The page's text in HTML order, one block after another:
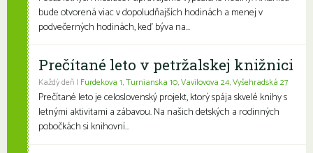
bude otvorená viac v dopoludňajších hodinách a menej v
podvečerných hodinách, keď býva na...
Prečítané leto v petržalskej knižnici
Každý deň | Furdekova 1,Turnianska 10,Vavilovova 24,Vyšehradská 27
Prečítané leto je celoslovenský projekt, ktorý spája skvelé knihy s
letnými aktivitami a zábavou. Na našich detských a rodinných
pobočkách si knihovní...